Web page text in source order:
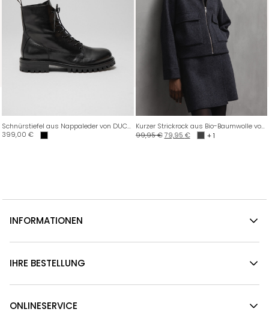
Schnürstiefel aus Nappaleder von DUCANERO SRL
399,00 €
Kurzer Strickrock aus Bio-Baumwolle von ARMEDANGELS
99,95€ 79,95 € + 1
INFORMATIONEN
IHRE BESTELLUNG
ONLINESERVICE